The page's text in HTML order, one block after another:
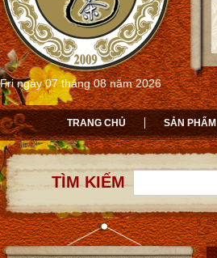
Fri ngày 07 tháng 08 năm 2026
TRANG CHỦ SẢN PHẨM
TÌM KIẾM